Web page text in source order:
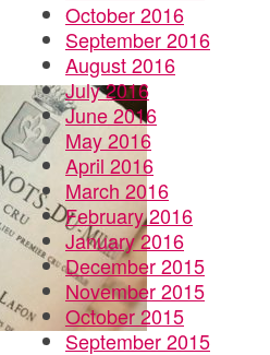
October 2016
September 2016
August 2016
July 2016
June 2016
May 2016
April 2016
March 2016
February 2016
January 2016
December 2015
November 2015
October 2015
September 2015